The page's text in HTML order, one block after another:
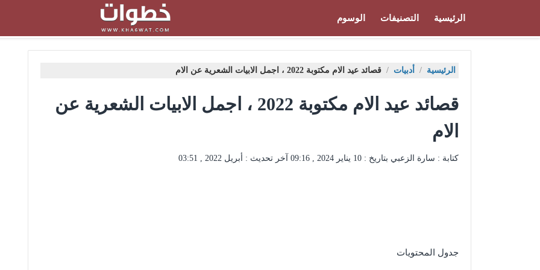
الرئيسية التصنيفات الوسوم
الرئيسية / أدبيات / قصائد عيد الام مكتوبة 2022 ، اجمل الابيات الشعرية عن الام
قصائد عيد الام مكتوبة 2022 ، اجمل الابيات الشعرية عن
الام
كتابة : سارة الزعبي بتاريخ : 10 يناير 2024 , 09:16 آخر تحديث : أبريل 2022 , 03:51
جدول المحتويات